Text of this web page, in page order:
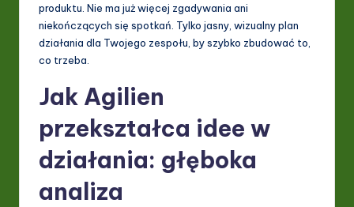
&
S
ft
w
produktu. Nie ma już więcej zgadywania ani
niekończących się spotkań. Tylko jasny, wizualny plan
działania dla Twojego zespołu, by szybko zbudować to,
co trzeba.
Jak Agilien
przekształca idee w
działania: głęboka
analiza